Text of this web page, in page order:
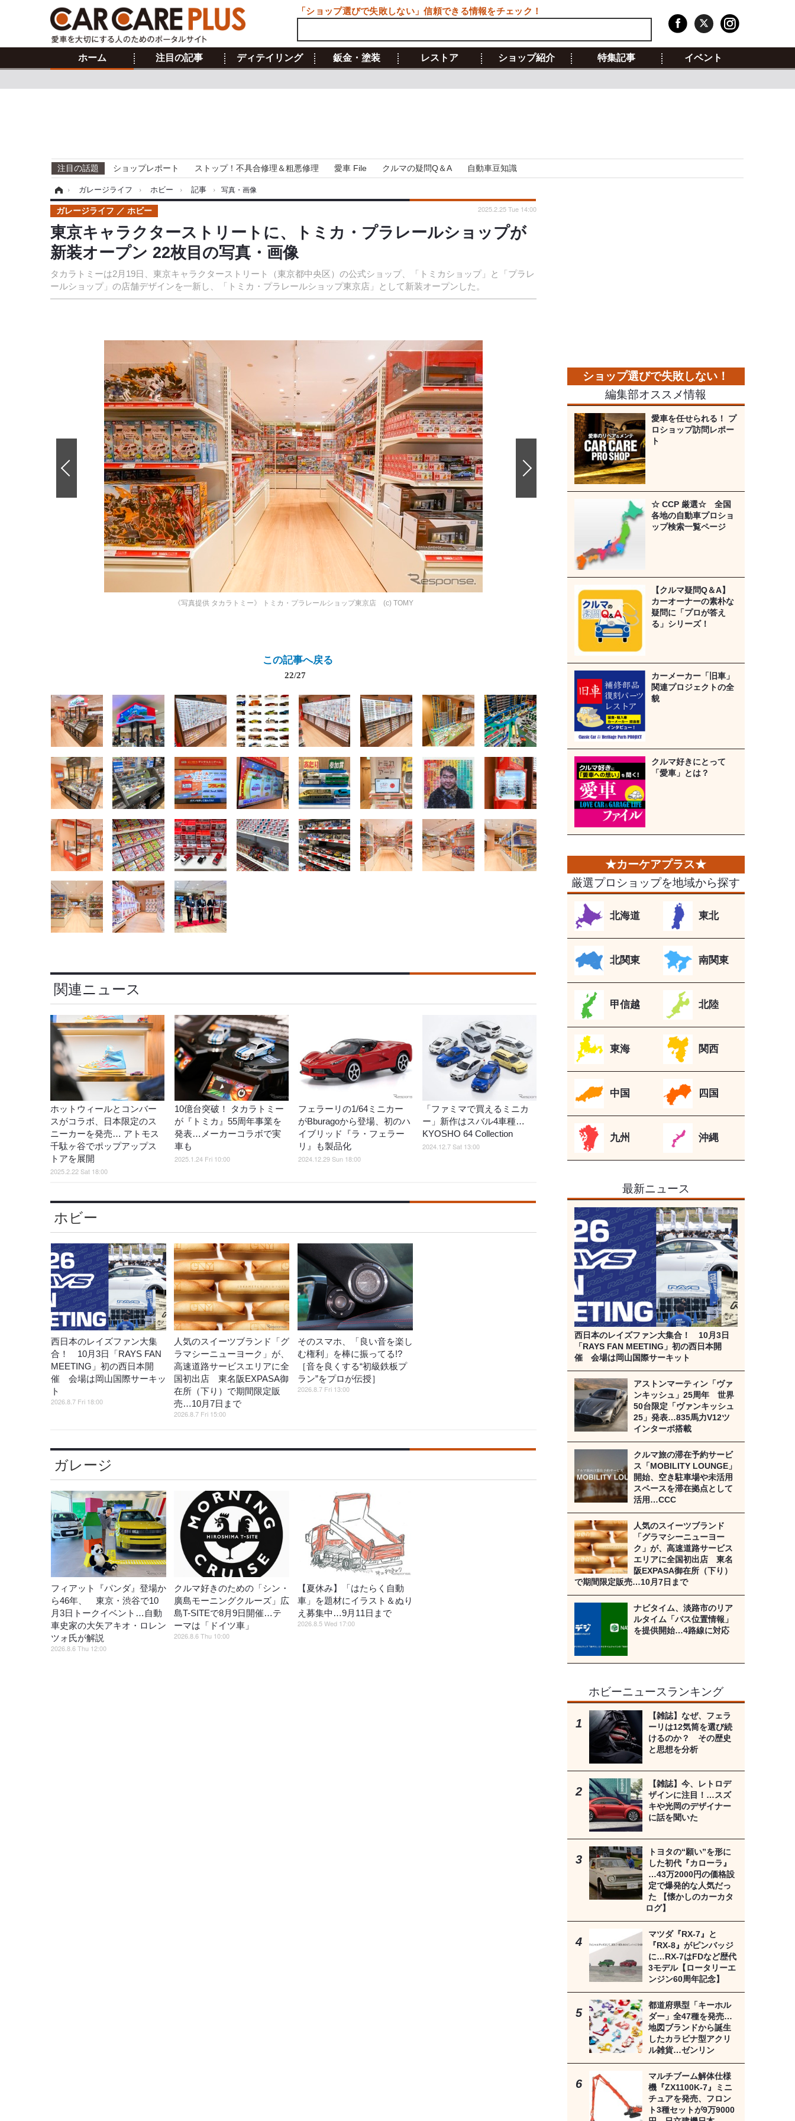
ホーム 注目の記事 ディテイリング 鈑金・塗装 レストア ショップ紹介 特集記事 イベント
注目の話題 ショップレポート ストップ！不具合修理＆粗悪修理 愛車 File クルマの疑問Q＆A 自動車豆知識
› ガレージライフ › ホビー › 記事 › 写真・画像
東京キャラクターストリートに、トミカ・プラレールショップが
新装オープン 22枚目の写真・画像
タカラトミーは2月19日、東京キャラクターストリート（東京都中央区）の公式ショップ、「トミカショップ」と「プラレ
ールショップ」の店舗デザインを一新し、「トミカ・プラレールショップ東京店」として新装オープンした。
ガレージライフ ホビー 2025.2.25 Tue 14:00
《写真提供 タカラトミー》 トミカ・プラレールショップ東京店 (c) TOMY
この記事へ戻る
22/27
関連ニュース
ホットウィールとコンバー
スがコラボ、日本限定のス
ニーカーを発売… アトモス
千駄ヶ谷でポップアップス
トアを展開
2025.2.22 Sat 18:00
10億台突破！ タカラトミー
が『トミカ』55周年事業を
発表…メーカーコラボで実
車も
2025.1.24 Fri 10:00
フェラーリの1/64ミニカー
がBburagoから登場、初のハ
イブリッド『ラ・フェラー
リ』も製品化
2024.12.29 Sun 18:00
「ファミマで買えるミニカ
ー」新作はスバル4車種…
KYOSHO 64 Collection
2024.12.7 Sat 13:00
ホビー
西日本のレイズファン大集
合！ 10月3日「RAYS FAN
MEETING」初の西日本開
催 会場は岡山国際サーキッ
ト
2026.8.7 Fri 18:00
人気のスイーツブランド「グ
ラマシーニューヨーク」が、
高速道路サービスエリアに全
国初出店 東名阪EXPASA御
在所（下り）で期間限定販
売…10月7日まで
2026.8.7 Fri 15:00
そのスマホ、「良い音を楽し
む権利」を棒に振ってる!?
［音を良くする“初級鉄板プ
ラン”をプロが伝授］
2026.8.7 Fri 13:00
ガレージ
フィアット『パンダ』登場か
ら46年、 東京・渋谷で10
月3日トークイベント…自動
車史家の大矢アキオ・ロレン
ツォ氏が解説
2026.8.6 Thu 12:00
クルマ好きのための「シン・
廣島モーニングクルーズ」広
島T-SITEで8月9日開催…テ
ーマは「ドイツ車」
2026.8.6 Thu 10:00
【夏休み】「はたらく自動
車」を題材にイラスト＆ぬり
え募集中…9月11日まで
2026.8.5 Wed 17:00
編集部オススメ情報
愛車を任せられる！ プ
ロショップ訪問レポー
ト
☆ CCP 厳選☆ 全国
各地の自動車プロショ
ップ検索一覧ページ
【クルマ疑問Q＆A】
カーオーナーの素朴な
疑問に「プロが答え
る」シリーズ！
カーメーカー「旧車」
関連プロジェクトの全
貌
クルマ好きにとって
「愛車」とは？
厳選プロショップを地域から探す
北海道 東北
北関東 南関東
甲信越 北陸
東海 関西
中国 四国
九州 沖縄
最新ニュース
西日本のレイズファン大集合！ 10月3日
「RAYS FAN MEETING」初の西日本開
催 会場は岡山国際サーキット
アストンマーティン「ヴァ
ンキッシュ」25周年 世界
50台限定「ヴァンキッシュ
25」発表…835馬力V12ツ
インターボ搭載
クルマ旅の滞在予約サービ
ス「MOBILITY LOUNGE」
開始、空き駐車場や未活用
スペースを滞在拠点として
活用…CCC
人気のスイーツブランド
「グラマシーニューヨー
ク」が、高速道路サービス
エリアに全国初出店 東名
阪EXPASA御在所（下り）
で期間限定販売…10月7日まで
ナビタイム、淡路市のリア
ルタイム「バス位置情報」
を提供開始…4路線に対応
ホビーニュースランキング
【雑誌】なぜ、フェラ
ーリは12気筒を選び続
けるのか？ その歴史
と思想を分析
【雑誌】今、レトロデ
ザインに注目！…スズ
キや光岡のデザイナー
に話を聞いた
トヨタの“願い”を形に
した初代『カローラ』
…43万2000円の価格設
定で爆発的な人気だっ
た 【懐かしのカーカタ
ログ】
マツダ『RX-7』と
『RX-8』がピンバッジ
に…RX-7はFDなど歴代
3モデル【ロータリーエ
ンジン60周年記念】
都道府県型「キーホル
ダー」全47種を発売…
地図ブランドから誕生
したカラビナ型アクリ
ル雑貨…ゼンリン
マルチブーム解体仕様
機『ZX1100K-7』ミニ
チュアを発売、フロン
ト3種セットが9万9000
「ショップ選びで失敗しない」信頼できる情報をチェック！